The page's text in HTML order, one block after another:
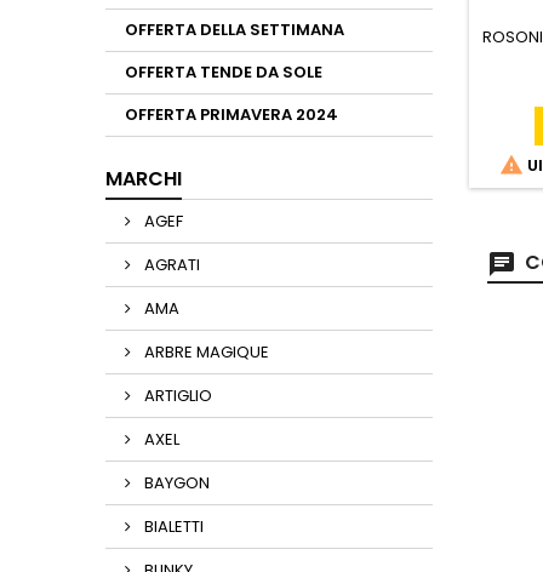
OFFERTA DELLA SETTIMANA
OFFERTA TENDE DA SOLE
OFFERTA PRIMAVERA 2024
MARCHI
AGEF
AGRATI
AMA
ARBRE MAGIQUE
ARTIGLIO
AXEL
BAYGON
BIALETTI
